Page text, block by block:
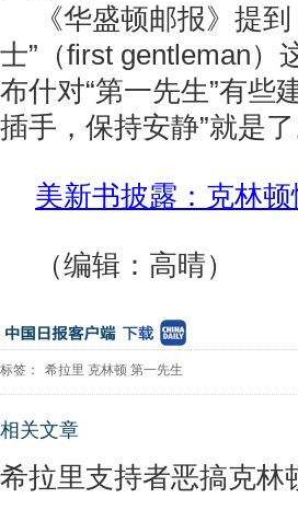
《华盛顿邮报》提
士”（first gentleman）
布什对“第一先生”有些
插手，保持安静”就是了
美新书披露：克林
（编辑：高晴）
标签： 希拉里 克林顿 第一先生
相关文章
希拉里支持者恶搞克林